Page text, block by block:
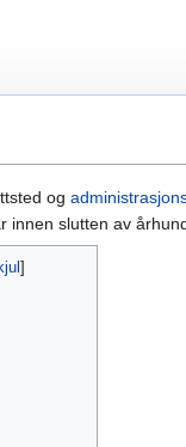
og
innen slutten av